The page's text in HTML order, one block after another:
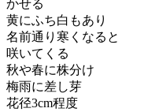
かせる
黄にふち白もあり
名前通り寒くなると
咲いてくる
秋や春に株分け
梅雨に差し芽
花径3cm程度